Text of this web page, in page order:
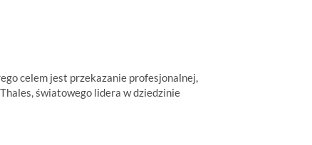
celem jest przekazanie profesjonalnej,
światowego lidera w dziedzinie